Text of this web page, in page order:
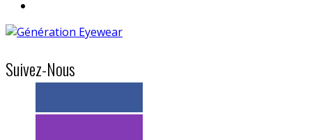
Suivez-Nous
> 11k abonnés